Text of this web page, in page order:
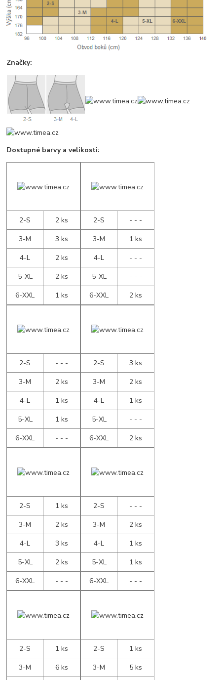
Značky:
Dostupné barvy a velikosti:
2-S
2 ks
3-M
3 ks
4-L
2 ks
5-XL
2 ks
6-XXL
1 ks
2-S
- - -
3-M
1 ks
4-L
- - -
5-XL
- - -
6-XXL
2 ks
2-S
- - -
3-M
2 ks
4-L
1 ks
5-XL
1 ks
6-XXL
- - -
2-S
3 ks
3-M
2 ks
4-L
1 ks
5-XL
- - -
6-XXL
2 ks
2-S
1 ks
3-M
2 ks
4-L
3 ks
5-XL
2 ks
6-XXL
- - -
2-S
- - -
3-M
2 ks
4-L
1 ks
5-XL
1 ks
6-XXL
- - -
2-S
1 ks
3-M
6 ks
2-S
1 ks
3-M
5 ks